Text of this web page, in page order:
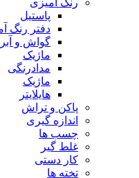
پاستیل
دفتر رنگ
گواش و
ماژیک
مدادرنگی
ماژیک
هایلایتر
پاکن و تراش
اندازه گیری
چسب ها
غلط گیر
کار دستی
تخته ها